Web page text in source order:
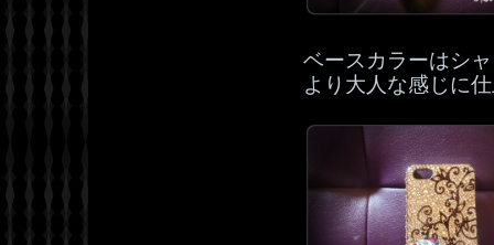
ベースカラーはシ
より大人な感じに